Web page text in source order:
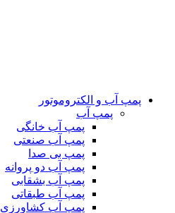
پمپ آب و الکتروموتور
پمپ آب
پمپ آب خانگی
پمپ آب صنعتی
پمپ بی صدا
پمپ آب دو پروانه
پمپ آب بشقابی
پمپ آب طبقاتی
پمپ آب کشاورزی